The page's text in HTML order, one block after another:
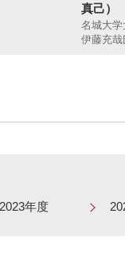
真己）
名城大学
伊藤充哉
2023年度